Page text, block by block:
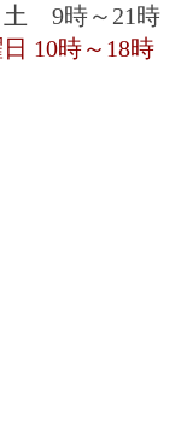
土 9時～21時
日 10時～18時